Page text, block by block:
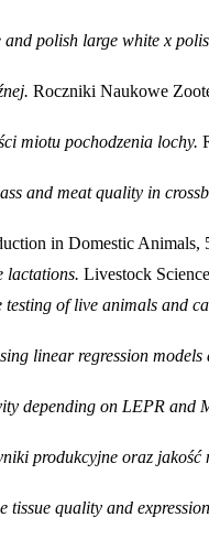
polish large white x
Roczniki Naukowe
miotu pochodzenia lochy.
and meat quality in
in Domestic Animals,
lactations. Livestock
of live animals and
linear regression
depending on LEPR and
produkcyjne oraz jakość
quality and